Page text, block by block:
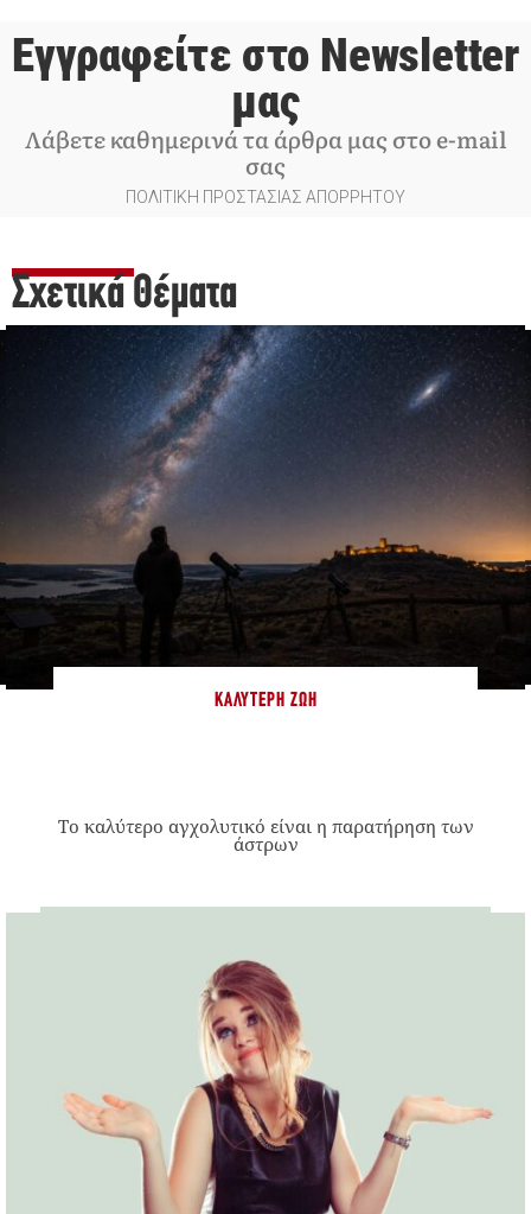
Εγγραφείτε στο Newsletter
μας
Λάβετε καθημερινά τα άρθρα μας στο e-mail
σας
ΠΟΛΙΤΙΚΗ ΠΡΟΣΤΑΣΙΑΣ ΑΠΟΡΡΗΤΟΥ
Σχετικά Θέματα
ΚΑΛΎΤΕΡΗ ΖΩΉ
Το καλύτερο αγχολυτικό είναι η παρατήρηση των
άστρων